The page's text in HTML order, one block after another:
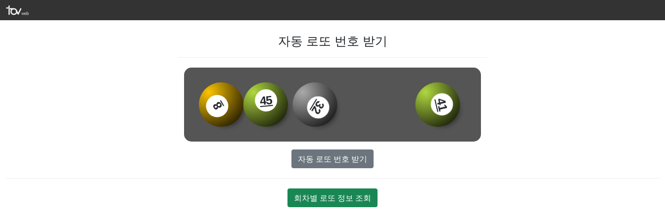
자동 로또 번호 받기
8 45 32
자동 로또 번호 받기
회차별 로또 정보 조회